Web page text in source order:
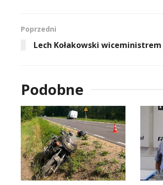
Poprzedni
Lech Kołakowski
Podobne